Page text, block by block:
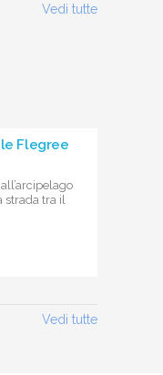
Vedi tutte
Flegree
strada tra il
Vedi tutte